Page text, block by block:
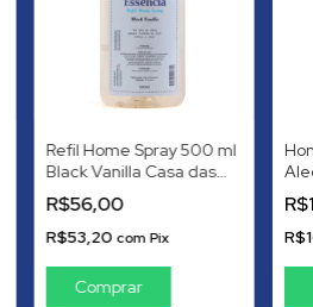
Refil Home Spray 500 ml
Black Vanilla Casa das
Essências Uberlândia
R$56,00
R$53,20com Pix